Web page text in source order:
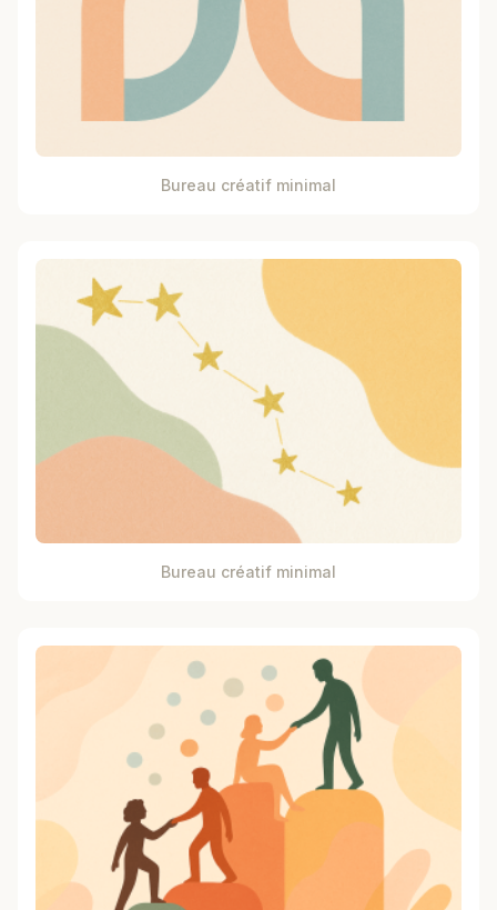
Bureau créatif minimal
Bureau créatif minimal